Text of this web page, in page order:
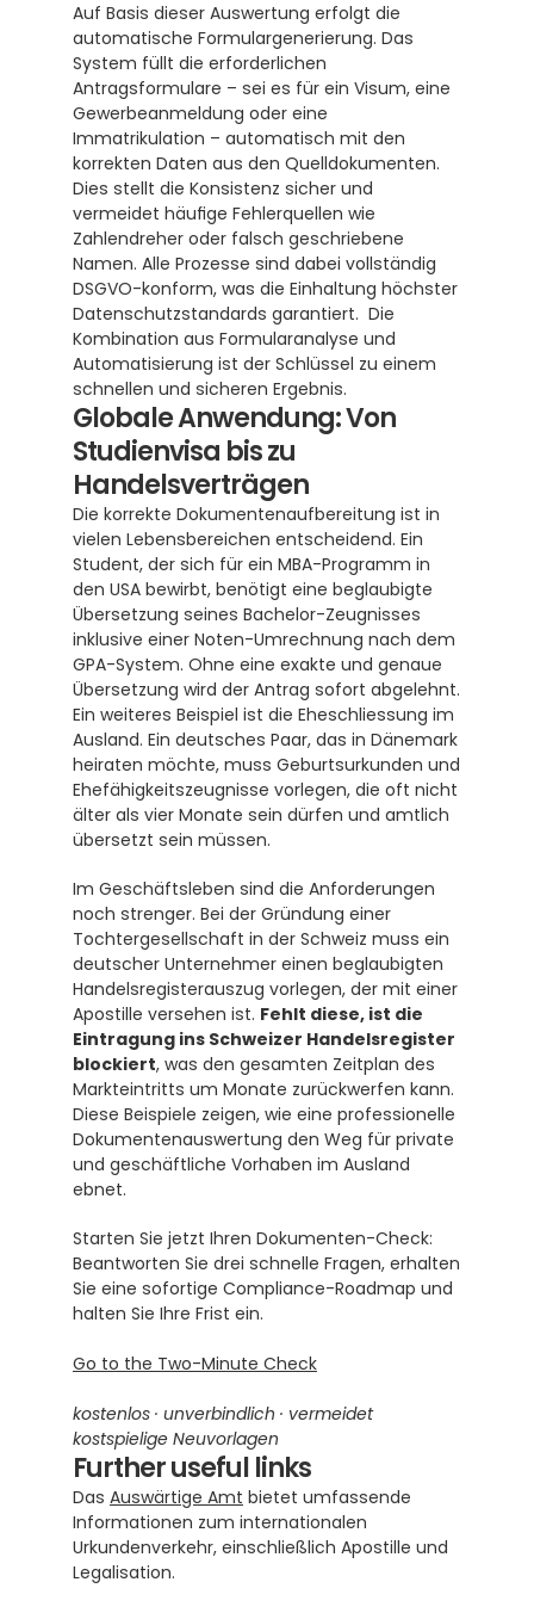
Auf Basis dieser Auswertung erfolgt die
automatische Formulargenerierung. Das
System füllt die erforderlichen
Antragsformulare – sei es für ein Visum, eine
Gewerbeanmeldung oder eine
Immatrikulation – automatisch mit den
korrekten Daten aus den Quelldokumenten.
Dies stellt die Konsistenz sicher und
vermeidet häufige Fehlerquellen wie
Zahlendreher oder falsch geschriebene
Namen. Alle Prozesse sind dabei vollständig
DSGVO-konform, was die Einhaltung höchster
Datenschutzstandards garantiert.  Die
Kombination aus Formularanalyse und
Automatisierung ist der Schlüssel zu einem
schnellen und sicheren Ergebnis.
Globale Anwendung: Von
Studienvisa bis zu
Handelsverträgen
Die korrekte Dokumentenaufbereitung ist in
vielen Lebensbereichen entscheidend. Ein
Student, der sich für ein MBA-Programm in
den USA bewirbt, benötigt eine beglaubigte
Übersetzung seines Bachelor-Zeugnisses
inklusive einer Noten-Umrechnung nach dem
GPA-System. Ohne eine exakte und genaue
Übersetzung wird der Antrag sofort abgelehnt.
Ein weiteres Beispiel ist die Eheschliessung im
Ausland. Ein deutsches Paar, das in Dänemark
heiraten möchte, muss Geburtsurkunden und
Ehefähigkeitszeugnisse vorlegen, die oft nicht
älter als vier Monate sein dürfen und amtlich
übersetzt sein müssen.
Im Geschäftsleben sind die Anforderungen
noch strenger. Bei der Gründung einer
Tochtergesellschaft in der Schweiz muss ein
deutscher Unternehmer einen beglaubigten
Handelsregisterauszug vorlegen, der mit einer
Apostille versehen ist. Fehlt diese, ist die
Eintragung ins Schweizer Handelsregister
blockiert, was den gesamten Zeitplan des
Markteintritts um Monate zurückwerfen kann.
Diese Beispiele zeigen, wie eine professionelle
Dokumentenauswertung den Weg für private
und geschäftliche Vorhaben im Ausland
ebnet.
Starten Sie jetzt Ihren Dokumenten-Check:
Beantworten Sie drei schnelle Fragen, erhalten
Sie eine sofortige Compliance-Roadmap und
halten Sie Ihre Frist ein.
Go to the Two-Minute Check
kostenlos · unverbindlich · vermeidet
kostspielige Neuvorlagen
Further useful links
Das Auswärtige Amt bietet umfassende
Informationen zum internationalen
Urkundenverkehr, einschließlich Apostille und
Legalisation.